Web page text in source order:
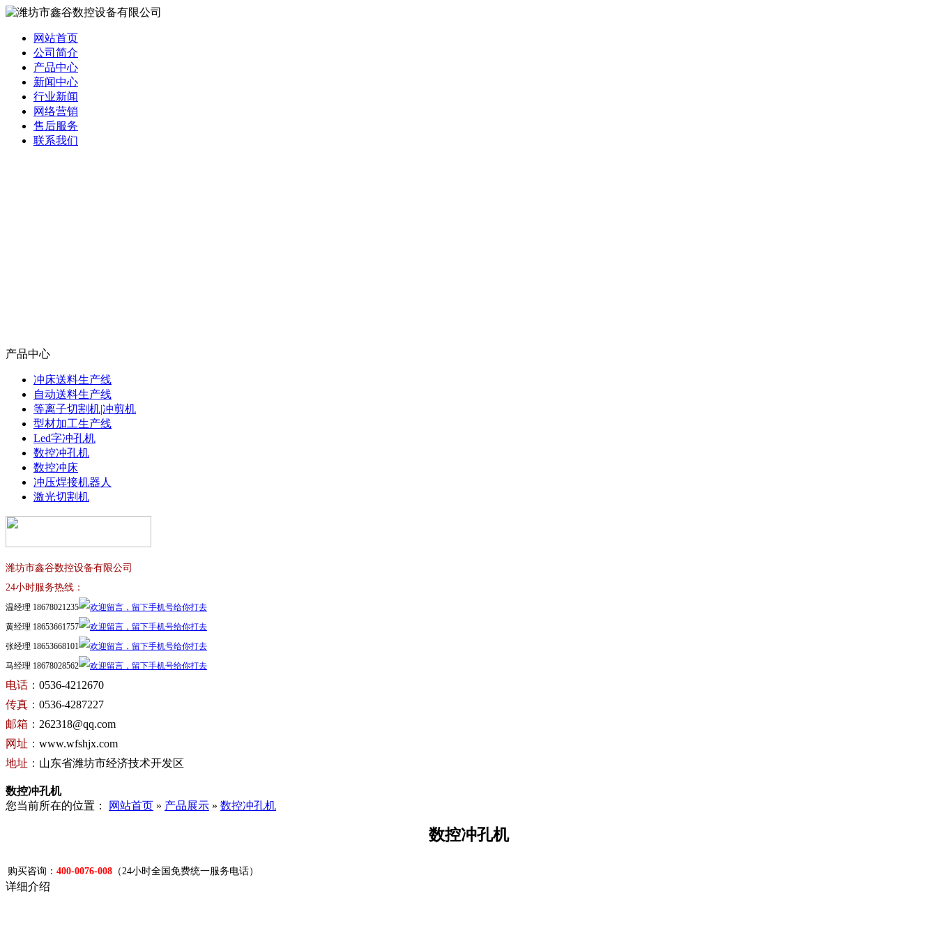
网站首页
公司简介
产品中心
新闻中心
行业新闻
网络营销
售后服务
联系我们
产品中心
冲床送料生产线
自动送料生产线
等离子切割机|冲剪机
型材加工生产线
Led字冲孔机
数控冲孔机
数控冲床
冲压焊接机器人
激光切割机
潍坊市鑫谷数控设备有限公司
24小时服务热线：
温经理 18678021235
黄经理 18653661757
张经理 18653668101
马经理 18678028562
电话： 0536-4212670
传真： 0536-4287227
邮箱： 262318@qq.com
网址： www.wfshjx.com
地址： 山东省潍坊市经济技术开发区
数控冲孔机
您当前所在的位置：
网站首页 » 产品展示 » 数控冲孔机
数控冲孔机
购买咨询： 400-0076-008 （24小时全国免费统一服务电话）
详细介绍